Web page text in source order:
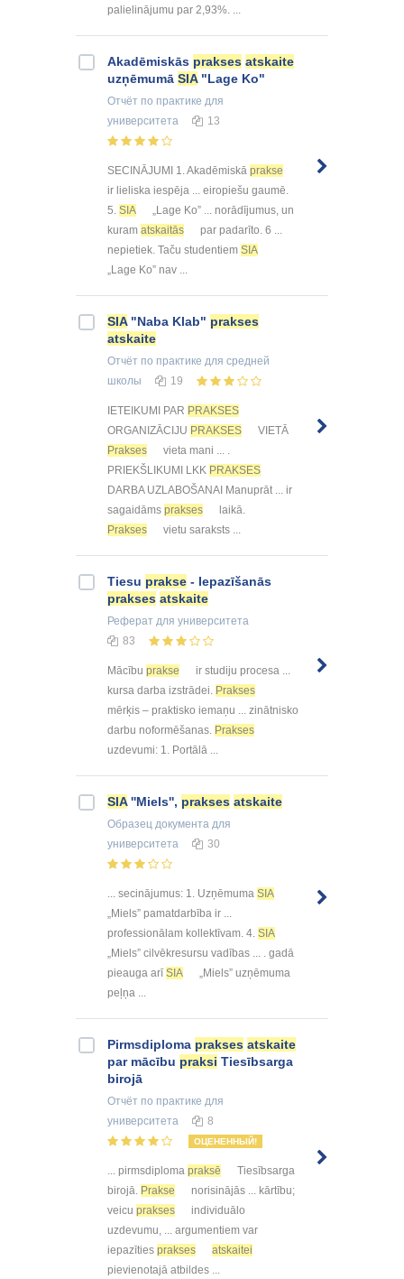
palielinājumu par 2,93%. ...
Akadēmiskās prakses atskaite
uzņēmumā SIA"Lage Ko"
Отчёт по практике для
университета
13
SECINĀJUMI 1. Akadēmiskā prakse
ir lieliska iespēja ... eiropiešu gaumē.
5. SIA
„Lage Ko” ... norādījumus, un
kuram atskaitās
par padarīto. 6 ...
nepietiek. Taču studentiem SIA
„Lage Ko” nav ...
SIA"Naba Klab" prakses
atskaite
Отчёт по практике для средней
школы
19
IETEIKUMI PAR PRAKSES
ORGANIZĀCIJU PRAKSES
VIETĀ
Prakses
vieta mani ... .
PRIEKŠLIKUMI LKK PRAKSES
DARBA UZLABOŠANAI Manuprāt ... ir
sagaidāms prakses
laikā.
Prakses
vietu saraksts ...
Tiesu prakse - Iepazīšanās
prakses atskaite
Реферат для университета
83
Mācību prakse
ir studiju procesa ...
kursa darba izstrādei. Prakses
mērķis – praktisko iemaņu ... zinātnisko
darbu noformēšanas. Prakses
uzdevumi: 1. Portālā ...
SIA''Miels'', prakses atskaite
Образец документа для
университета
30
... secinājumus: 1. Uzņēmuma SIA
„Miels” pamatdarbība ir ...
professionālam kollektīvam. 4. SIA
„Miels” cilvēkresursu vadības ... . gadā
pieauga arīSIA
„Miels” uzņēmuma
peļņa ...
Pirmsdiploma prakses atskaite
par mācību praksi Tiesībsarga
birojā
Отчёт по практике для
университета
8
ОЦЕНЕННЫЙ!
... pirmsdiploma praksē
Tiesībsarga
birojā. Prakse
norisinājās ... kārtību;
veicu prakses
individuālo
uzdevumu, ... argumentiem var
iepazīties prakses
atskaitei
pievienotajā atbildes ...